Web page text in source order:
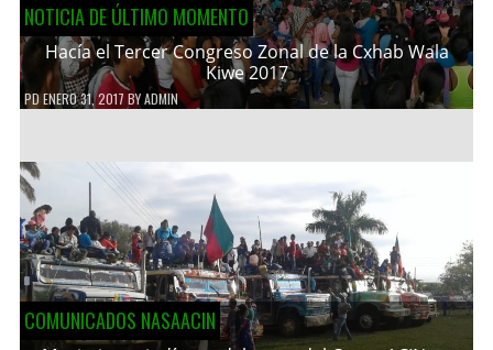
NOTICIA DE ÚLTIMO MOMENTO
Hacía el Tercer Congreso Zonal de la Cxhab Wala
Kiwe 2017
PDENERO 31, 2017 BYADMIN
COMUNICADOS NASAACIN